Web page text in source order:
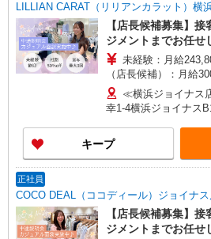
LILLIAN CARAT（リリアンカラット）横
【店長候補募集】
ジメントまでお任
未経験：月給
（店長候補）：月給
270,000円〜 ★固定残
含む） ※経験・能力考慮 ※固定残業時間は1ヶ月
あたり20時間、超過
3万円まで交通費支給
同条件 【手当】固定残業手当／資格手当／店舗職
制手当／住宅手当（
当の種類はエリアに
時にお尋ねください。
≪横浜ジョイナス
幸1-4横浜ジョイナス
キープ
正社員
COCO DEAL（ココディール）ジョイナス
【店長候補募集】
ジメントまでお任